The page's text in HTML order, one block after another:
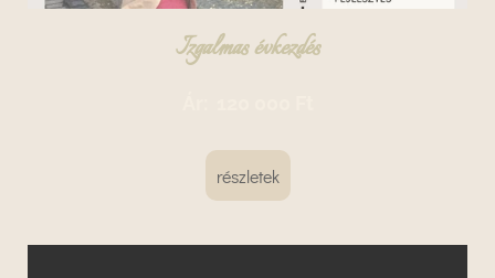
Izgalmas évkezdés
részletek